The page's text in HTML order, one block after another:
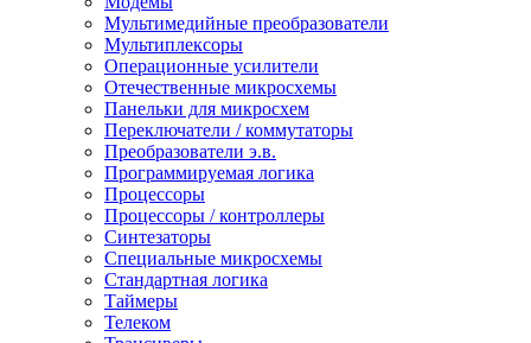
Мультимедийные преобразователи
Мультиплексоры
Операционные усилители
Отечественные микросхемы
Панельки для микросхем
Переключатели / коммутаторы
Преобразователи э.в.
Программируемая логика
Процессоры
Процессоры / контроллеры
Синтезаторы
Специальные микросхемы
Стандартная логика
Таймеры
Телеком